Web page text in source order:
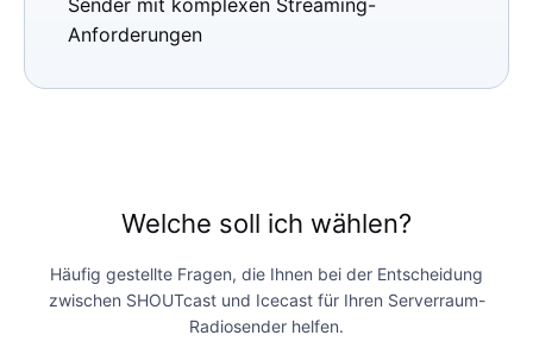
Anforderungen
Welche soll ich wählen?
Häufig gestellte Fragen, die Ihnen bei der Entscheidung
zwischen SHOUTcast und Icecast für Ihren Serverraum-
Radiosender helfen.